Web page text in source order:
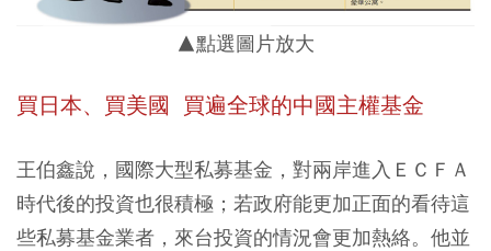
▲點選圖片放大
買日本、買美國 買遍全球的中國主權基金
王伯鑫說，國際大型私募基金，對兩岸進入ＥＣＦＡ
時代後的投資也很積極；若政府能更加正面的看待這
些私募基金業者，來台投資的情況會更加熱絡。他並